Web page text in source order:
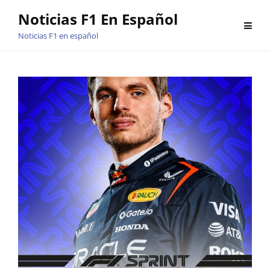
Noticias F1 En Español
Noticias F1 en español